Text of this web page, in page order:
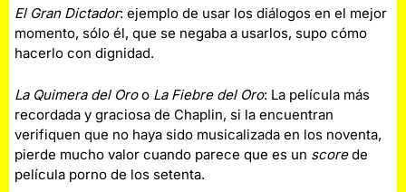
El Gran Dictador: ejemplo de usar los diálogos en el mejor
momento, sólo él, que se negaba a usarlos, supo cómo
hacerlo con dignidad.
La Quimera del Oroo La Fiebre del Oro: La película más
recordada y graciosa de Chaplin, si la encuentran
verifiquen que no haya sido musicalizada en los noventa,
pierde mucho valor cuando parece que es un scorede
película porno de los setenta.